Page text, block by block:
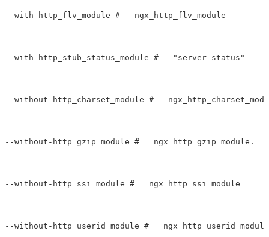
--with-http_flv_module #   ngx_http_flv_module
--with-http_stub_status_module #   "server status"
--without-http_charset_module #
--without-http_gzip_module #   ngx_http_gzip_module.
--without-http_ssi_module #   ngx_http_ssi_module
--without-http_userid_module #   ngx_http_userid_module